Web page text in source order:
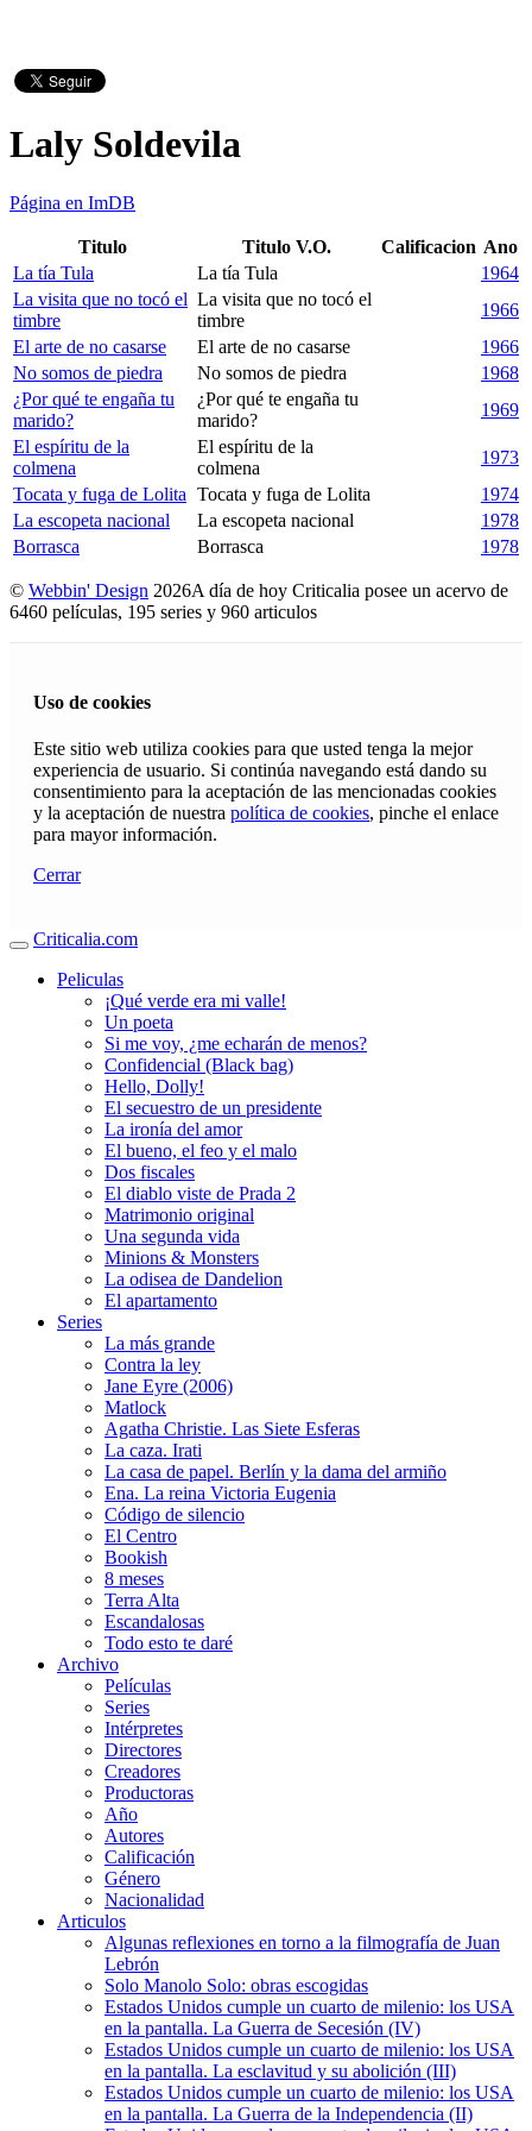
Laly Soldevila
Página en ImDB
Titulo Titulo V.O. Calificacion Ano
La tía Tula
La tía Tula
1964
La visita que no tocó el
timbre
La visita que no tocó el
timbre
1966
El arte de no casarse
El arte de no casarse
1966
No somos de piedra
No somos de piedra
1968
¿Por qué te engaña tu
marido?
¿Por qué te engaña tu
marido?
1969
El espíritu de la
colmena
El espíritu de la
colmena
1973
Tocata y fuga de Lolita Tocata y fuga de Lolita
1974
La escopeta nacional
La escopeta nacional
1978
Borrasca
Borrasca 1978
© Webbin' Design 2026A día de hoy Criticalia posee un acervo de
6460 películas, 195 series y 960 articulos
Uso de cookies
Este sitio web utiliza cookies para que usted tenga la mejor
experiencia de usuario. Si continúa navegando está dando su
consentimiento para la aceptación de las mencionadas cookies
y la aceptación de nuestra política de cookies, pinche el enlace
para mayor información.
Cerrar
Criticalia.com
Peliculas
¡Qué verde era mi valle!
Un poeta
Si me voy, ¿me echarán de menos?
Confidencial (Black bag)
Hello, Dolly!
El secuestro de un presidente
La ironía del amor
El bueno, el feo y el malo
Dos fiscales
El diablo viste de Prada 2
Matrimonio original
Una segunda vida
Minions & Monsters
La odisea de Dandelion
El apartamento
Series
La más grande
Contra la ley
Jane Eyre (2006)
Matlock
Agatha Christie. Las Siete Esferas
La caza. Irati
La casa de papel. Berlín y la dama del armiño
Ena. La reina Victoria Eugenia
Código de silencio
El Centro
Bookish
8 meses
Terra Alta
Escandalosas
Todo esto te daré
Archivo
Películas
Series
Intérpretes
Directores
Creadores
Productoras
Año
Autores
Calificación
Género
Nacionalidad
Articulos
Algunas reflexiones en torno a la filmografía de Juan
Lebrón
Solo Manolo Solo: obras escogidas
Estados Unidos cumple un cuarto de milenio: los USA
en la pantalla. La Guerra de Secesión (IV)
Estados Unidos cumple un cuarto de milenio: los USA
en la pantalla. La esclavitud y su abolición (III)
Estados Unidos cumple un cuarto de milenio: los USA
en la pantalla. La Guerra de la Independencia (II)